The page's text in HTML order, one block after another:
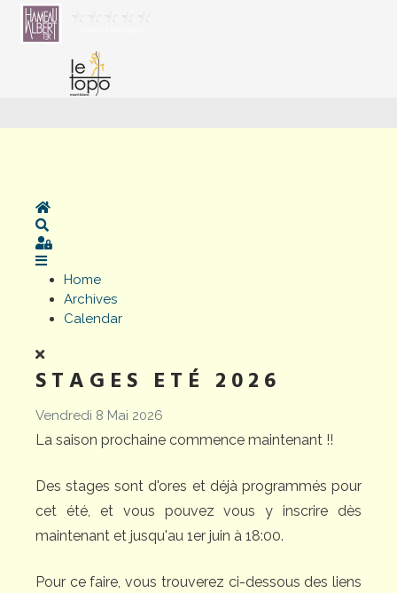
Home
Sign In
Home
Archives
Calendar
STAGES ETÉ 2026
Vendredi 8 Mai 2026
La saison prochaine commence maintenant !!
Des stages sont d'ores et déjà programmés pour
cet été, et vous pouvez vous y inscrire dès
maintenant et jusqu'au 1er juin à 18:00.
Pour ce faire, vous trouverez ci-dessous des liens